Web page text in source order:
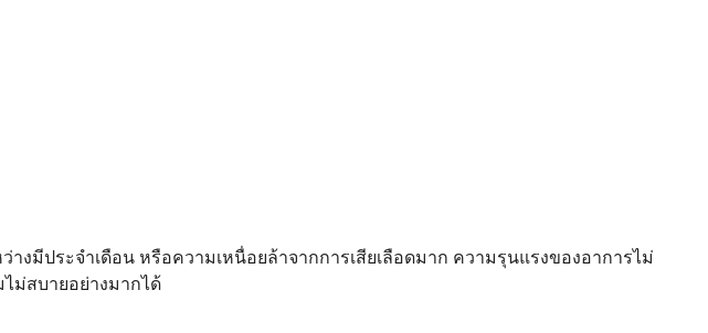
งมีประจำเดือน หรือความเหนื่อยล้าจากการเสียเลือดมาก ความรุนแรงของอาการไม่
ม่สบายอย่างมากได้